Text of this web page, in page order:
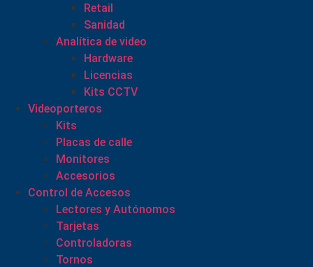
Retail
Sanidad
Analítica de video
Hardware
Licencias
Kits CCTV
Videoporteros
Kits
Placas de calle
Monitores
Accesorios
Control de Accesos
Lectores y Autónomos
Tarjetas
Controladoras
Tornos